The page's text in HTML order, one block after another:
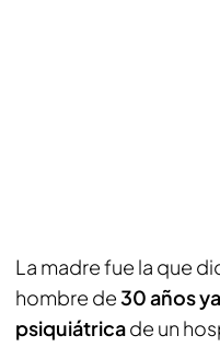
La madre fue la que
hombre de30 años
psiquiátricade un